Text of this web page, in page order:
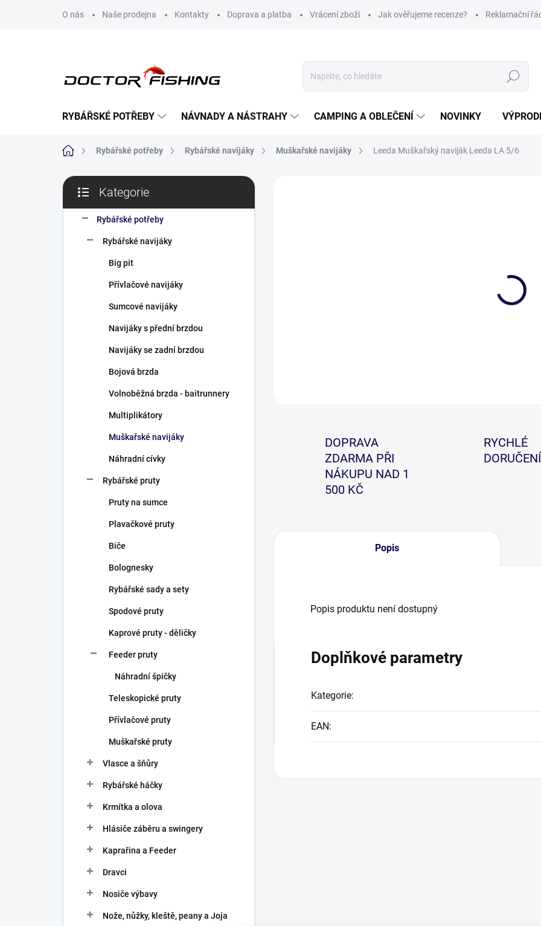
O nás Naše prodejna Kontakty Doprava a platba Vrácení zboží Jak ověřujeme recenze? Reklamační
Hledat
RYBÁŘSKÉ POTŘEBY NÁVNADY A NÁSTRAHY CAMPING A OBLEČENÍ NOVINKY
Domů Rybářské potřeby Rybářské navijáky Muškařské navijáky Leeda Muškařský naviják Leeda LA 5/6
P
s
kategorie
Kategorie
Rybářské potřeby
Rybářské navijáky
Big pit
Přívlačové navijáky
Sumcové navijáky
Navijáky s přední brzdou
Navijáky se zadní brzdou
Bojová brzda
Volnoběžná brzda - baitrunnery
Multiplikátory
Muškařské navijáky
Náhradní cívky
Rybářské pruty
Pruty na sumce
Plavačkové pruty
Biče
Bolognesky
Rybářské sady a sety
Spodové pruty
Kaprové pruty - děličky
Feeder pruty
Náhradní špičky
Teleskopické pruty
Přívlačové pruty
Muškařské pruty
Vlasce a šňůry
Rybářské háčky
Krmítka a olova
Hlásiče záběru a swingery
Kaprařina a Feeder
Dravci
Nosiče výbavy
Nože, nůžky, kleště, peany a Joja
DOPRAVA
ZDARMA PŘI
NÁKUPU NAD 1
500 KČ
RYCHLÉ
DORUČENÍ
Popis
Popis produktu není dostupný
Doplňkové parametry
Kategorie:
EAN: